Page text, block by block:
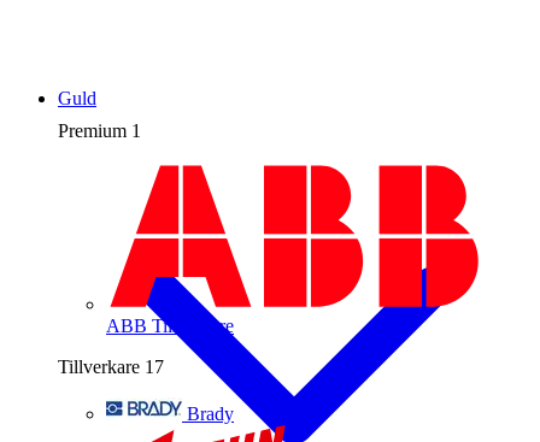
Premium 1
ABB Tillverkare
Tillverkare 17
Brady
Guld